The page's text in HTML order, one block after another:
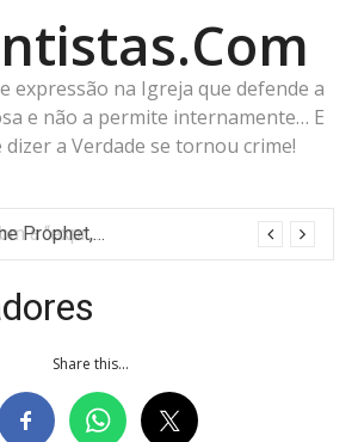
expressão na Igreja que defende a
e não a permite internamente… E
dizer a Verdade se tornou crime!
Eternidade com a “expressa imagem do Pai” ou futuro incerto com a “imagem da Besta”?
Share this...